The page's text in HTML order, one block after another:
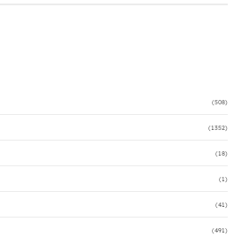
(508)
(1352)
(18)
(1)
(41)
(491)